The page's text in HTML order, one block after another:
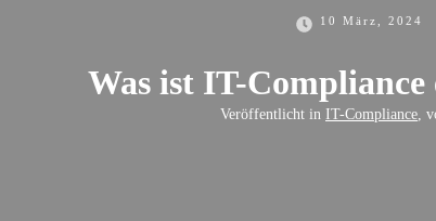
10 März, 2024
Was ist IT-
Veröffentlicht in IT-Compliance ,